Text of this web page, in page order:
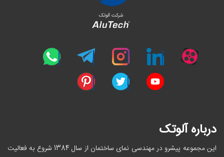
درباره آلوتک
این مجموعه پیشرو در مهندسی نمای ساختمان از سال 1384 شروع به فعالیت